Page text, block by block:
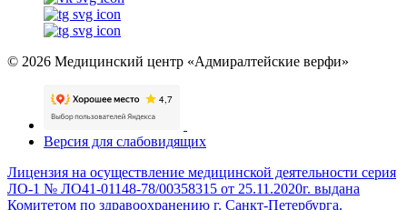
© 2026 Медицинский центр «Адмиралтейские верфи»
Версия для слабовидящих
Лицензия на осуществление медицинской деятельности серия
ЛО-1 № ЛО41-01148-78/00358315 от 25.11.2020г. выдана
Комитетом по здравоохранению г. Санкт-Петербурга.